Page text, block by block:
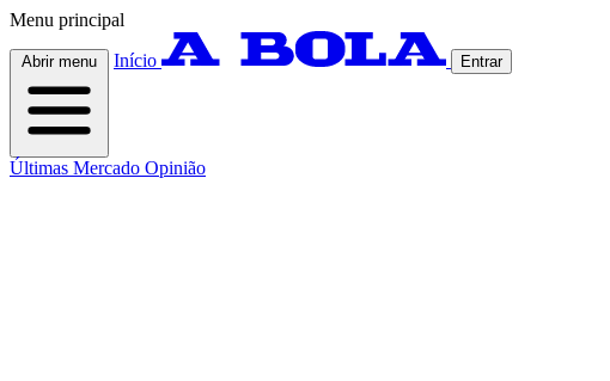
Menu principal
Abrir menu Início Entrar
Últimas Mercado Opinião